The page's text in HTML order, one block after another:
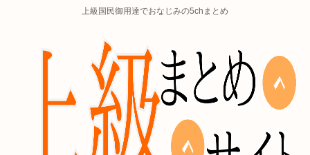
上級国民御用達でおなじみの5chまとめ